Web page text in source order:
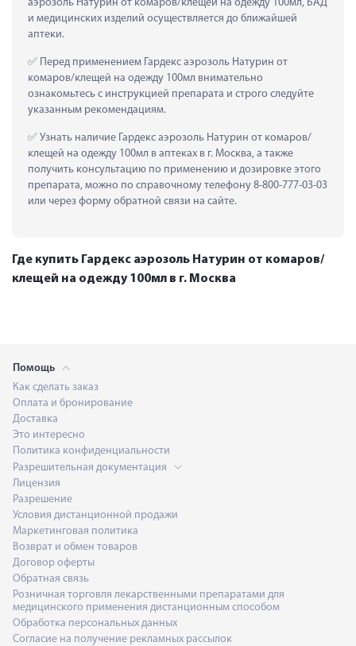
аэрозоль Натурин от комаров/клещей на одежду 100мл, БАД
и медицинских изделий осуществляется до ближайшей
аптеки.
Перед применением Гардекс аэрозоль Натурин от
комаров/клещей на одежду 100мл внимательно
ознакомьтесь с инструкцией препарата и строго следуйте
указанным рекомендациям.
Узнать наличие Гардекс аэрозоль Натурин от комаров/
клещей на одежду 100мл в аптеках в г. Москва, а также
получить консультацию по применению и дозировке этого
препарата, можно по справочному телефону 8-800-777-03-03
или через форму обратной связи на сайте.
Где купить Гардекс аэрозоль Натурин от комаров/
клещей на одежду 100мл в г. Москва
Помощь
Как сделать заказ
Оплата и бронирование
Доставка
Это интересно
Политика конфиденциальности
Разрешительная документация
Лицензия
Разрешение
Условия дистанционной продажи
Маркетинговая политика
Возврат и обмен товаров
Договор оферты
Обратная связь
Розничная торговля лекарственными препаратами для
медицинского применения дистанционным способом
Обработка персональных данных
Согласие на получение рекламных рассылок